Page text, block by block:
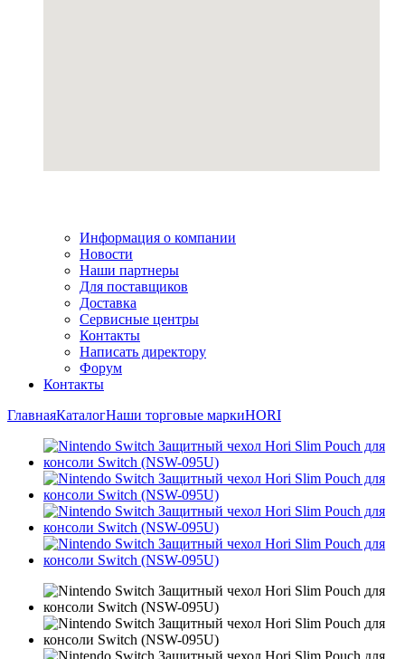
Информация о компании
Новости
Наши партнеры
Для поставщиков
Доставка
Сервисные центры
Контакты
Написать директору
Форум
Контакты
ГлавнаяКаталогНаши торговые маркиHORI